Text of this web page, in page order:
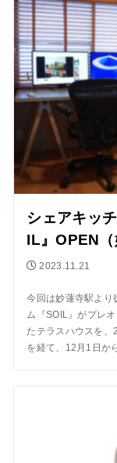
シェアキッ
IL』OPEN（
2023.11.21
今回は妙蓮寺駅より
ム『SOIL』がプレ
たテラスハウスを、
を経て、12月1日か